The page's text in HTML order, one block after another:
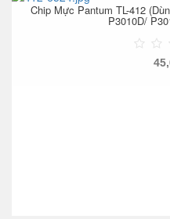
Chip Mực Pantum TL-412
P3010D/